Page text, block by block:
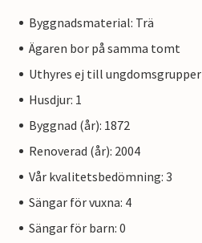
Byggnadsmaterial: Trä
Ägaren bor på samma tomt
Uthyres ej till ungdomsgrupper
Husdjur: 1
Byggnad (år): 1872
Renoverad (år): 2004
Vår kvalitetsbedömning: 3
Sängar för vuxna: 4
Sängar för barn: 0